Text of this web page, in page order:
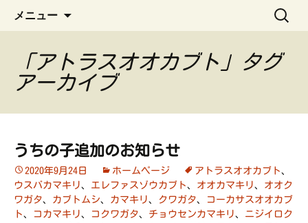
うちの子手帳
ペット管理用アプリ
メニュー
検
索:
「アトラスオオカブト」タグ
アーカイブ
うちの子追加のお知らせ
2020年9月24日 ホームページ アトラスオオカブト、
ウスバカマキリ、 エレファスゾウカブト、 オオカマキリ、 オオク
ワガタ、 カブトムシ、 カマキリ、 クワガタ、
コーカサスオオカブ
ト、 コカマキリ、 コクワガタ、 チョウセンカマキリ、 ニジイロク